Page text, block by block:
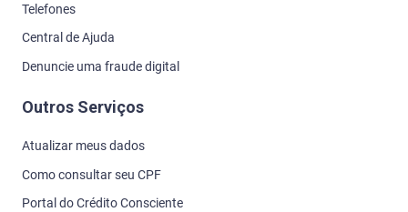
Telefones
Central de Ajuda
Denuncie uma fraude digital
Outros Serviços
Atualizar meus dados
Como consultar seu CPF
Portal do Crédito Consciente